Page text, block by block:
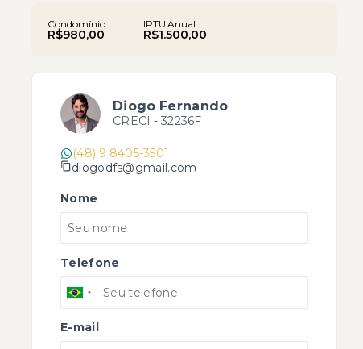
Condomínio
R$980,00
IPTU Anual
R$1.500,00
Diogo Fernando
CRECI - 32236F
(48) 9 8405-3501
diogodfs@gmail.com
Nome
Telefone
E-mail